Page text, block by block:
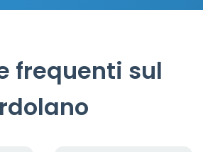
frequenti sul